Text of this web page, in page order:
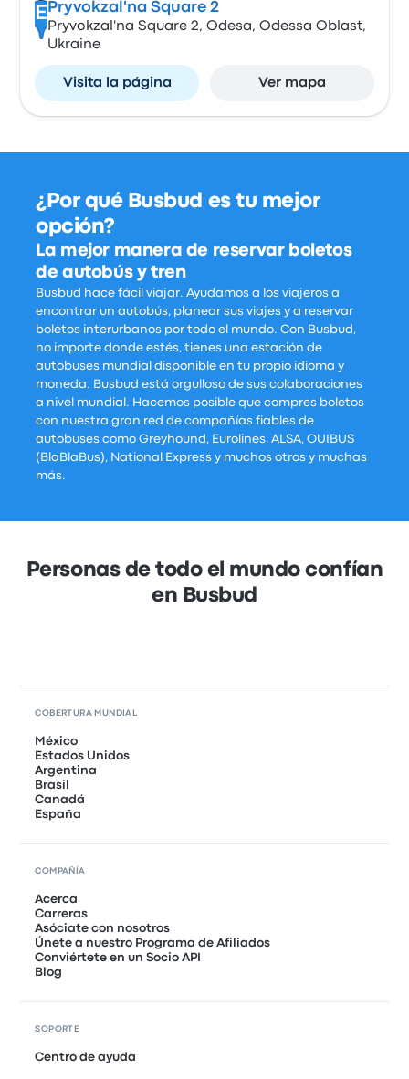
E Pryvokzal'na Square 2
Pryvokzal'na Square 2, Odesa, Odessa Oblast,
Ukraine
Visita la página Ver mapa
¿Por qué Busbud es tu mejor
opción?
La mejor manera de reservar boletos
de autobús y tren
Busbud hace fácil viajar. Ayudamos a los viajeros a
encontrar un autobús, planear sus viajes y a reservar
boletos interurbanos por todo el mundo. Con Busbud,
no importe donde estés, tienes una estación de
autobuses mundial disponible en tu propio idioma y
moneda. Busbud está orgulloso de sus colaboraciones
a nivel mundial. Hacemos posible que compres boletos
con nuestra gran red de compañías fiables de
autobuses como Greyhound, Eurolines, ALSA, OUIBUS
(BlaBlaBus), National Express y muchos otros y muchas
más.
Personas de todo el mundo confían
en Busbud
COBERTURA MUNDIAL
México
Estados Unidos
Argentina
Brasil
Canadá
España
COMPAÑÍA
Acerca
Carreras
Asóciate con nosotros
Únete a nuestro Programa de Afiliados
Conviértete en un Socio API
Blog
SOPORTE
Centro de ayuda